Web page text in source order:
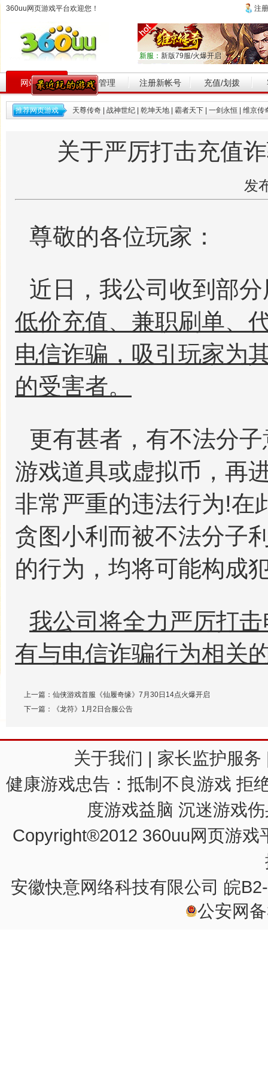
360uu网页游戏平台欢迎您！ 注册
新服： 新版79服/火爆开启
网站首页 帐号管理 注册新帐号 充值/划拨
推荐网页游戏 天尊传奇 战神世纪 乾坤天地 霸者天下 一剑永恒 维京传
关于严厉打击充值
发
尊敬的各位玩家：
近日，我公司收到部
低价充值、兼职刷单、
电信诈骗，吸引玩家为
的受害者。
更有甚者，有不法分
游戏道具或虚拟币，再
非常严重的违法行为!在
贪图小利而被不法分子
的行为，均将可能构成
我公司将全力严厉打
有与电信诈骗行为相关
最后，严重提醒广大
非官方渠道充值，切勿
来路不明的游戏道具或
不听劝阻而构成违
量兜售元宝道具、低价
感谢您对我们工作的
上一篇： 仙侠游戏首服《仙履奇缘》7月30日14点火爆开启
下一篇：
《龙符》1月2日合服公告
关于我们 | 家长监护服务
健康游戏忠告：抵制不良游戏 拒
度游戏益脑 沉迷游戏
Copyright®2012 360uu网页游
安徽快意网络科技有限公司 皖
公安网